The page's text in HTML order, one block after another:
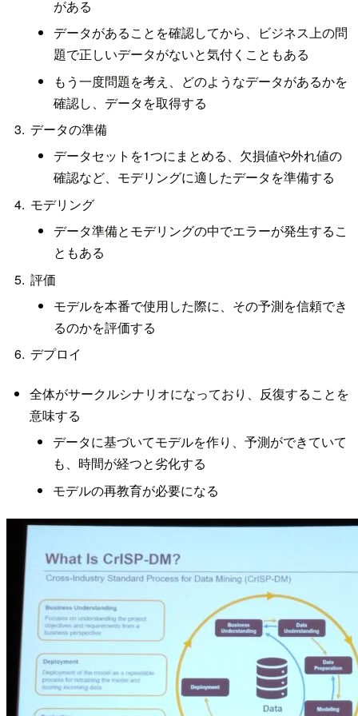
がある
データがあることを確認してから、ビジネス上の問
題で正しいデータがないと気付くこともある
もう一度問題を考え、どのようなデータがあるかを
確認し、データを取得する
データの準備
データセットを1つにまとめる、欠損値や外れ値の
確認など、モデリングに適したデータを準備する
モデリング
データ準備とモデリングの中でエラーが発生するこ
ともある
評価
モデルを本番で使用した際に、その予測を信頼でき
るのかを評価する
デプロイ
全体がサークルシナリオになっており、反復することを
意味する
データに基づいてモデルを作り、予測ができていて
も、時間が経つと劣化する
モデルの再教育が必要になる